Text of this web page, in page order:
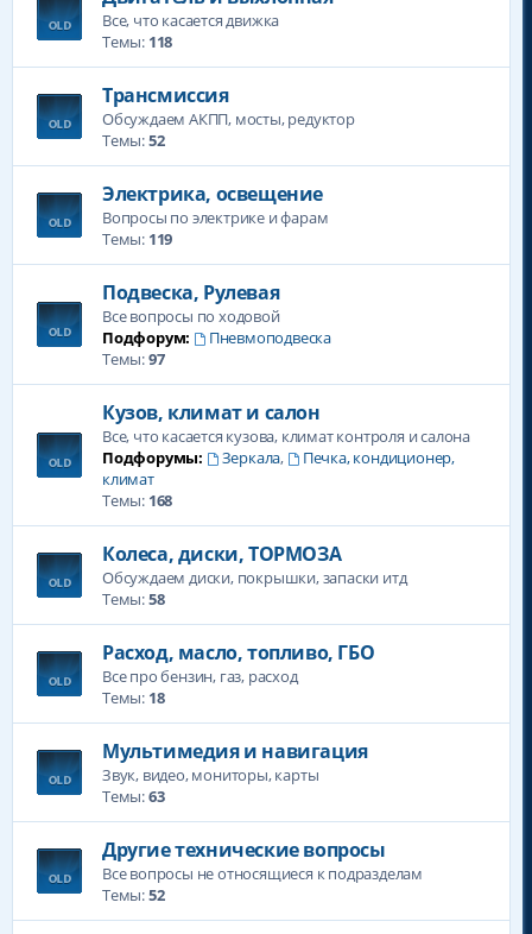
Все, что касается движка
Темы: 118
Трансмиссия
Обсуждаем АКПП, мосты, редуктор
Темы:52
Электрика, освещение
Вопросы по электрике и фарам
Темы: 119
Подвеска, Рулевая
Все вопросы по ходовой
Подфорум:
Пневмоподвеска
Темы:97
Кузов, климат и салон
Все, что касается кузова, климат контроля и салона
Подфорумы:
Зеркала,
Печка, кондиционер,
климат
Темы: 168
Колеса, диски, ТОРМОЗА
Обсуждаем диски, покрышки, запаски итд
Темы:58
Расход, масло, топливо, ГБО
Все про бензин, газ, расход
Темы: 18
Мультимедия и навигация
Звук, видео, мониторы, карты
Темы:63
Другие технические вопросы
Все вопросы не относящиеся к подразделам
Темы:52